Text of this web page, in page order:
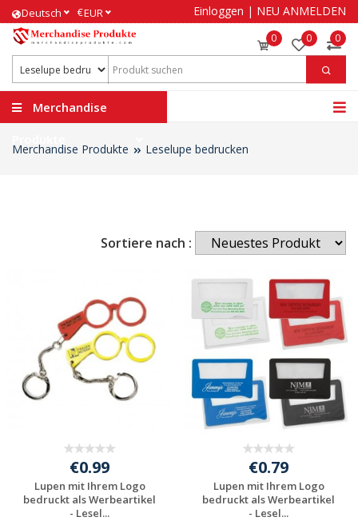
Deutsch €EUR Einloggen | NEU ANMELDEN
0 0 0
Merchandise
Merchandise Produkte Leselupe bedrucken
Sortiere nach :
€0.99
Lupen mit Ihrem Logo
bedruckt als Werbeartikel
- Lesel...
€0.79
Lupen mit Ihrem Logo
bedruckt als Werbeartikel
- Lesel...